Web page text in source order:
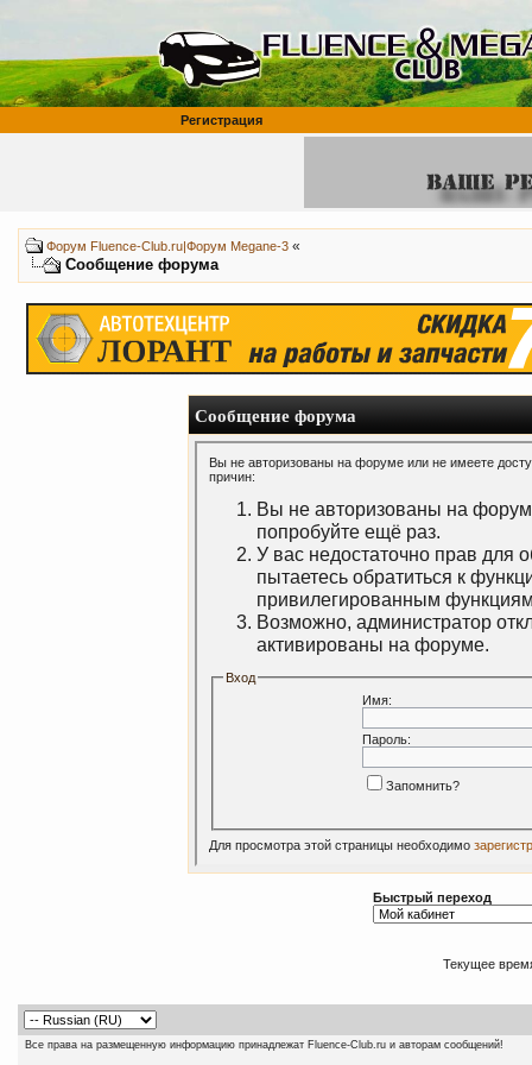
Регистрация
Форум Fluence-Club.ru|Форум Megane-3 «
Сообщение форума
Сообщение форума
Вы не авторизованы на форуме или не имеете
причин:
Вы не авторизованы на
попробуйте ещё раз.
У вас недостаточно прав для
пытаетесь обратиться к
привилегированным
Возможно, администратор
активированы на форуме.
Вход
Имя:
Пароль:
Запомнить?
Для просмотра этой страницы необходимо
Быстрый переход
Текущее
Все права на размещенную информацию принадлежат Fluence-Club.ru и авторам сообщений!